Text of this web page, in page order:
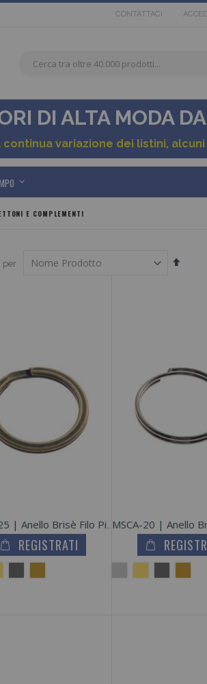
CONTATTACI
oltre
40.000
prodotti...DI ALTA MODA
continua variazione dei listini,
E COMPLEMENTI
per
REGISTRATI
REGISTRATI
REGISTRATI